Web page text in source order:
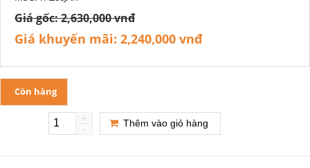
Giá gốc:2,630,000 vnđ
Giá khuyến mãi: 2,240,000 vnđ
Còn hàng
-
+ Thêm vào giỏ hàng